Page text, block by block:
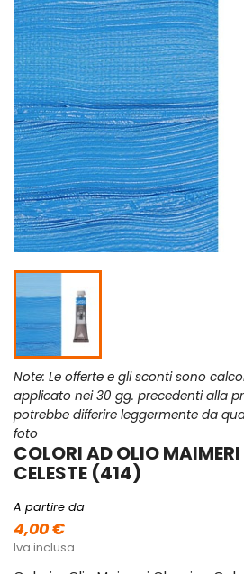
Note: Le offerte e gli sconti sono
applicato nei 30 gg. precedenti alla
potrebbe differire leggermente da
foto
COLORI AD OLIO
CELESTE (414)
A partire da
4,00 €
Iva inclusa